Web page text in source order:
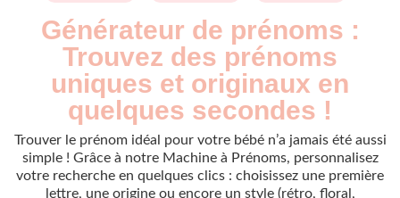
Générateur de prénoms :
Trouvez des prénoms
uniques et originaux en
quelques secondes !
Trouver le prénom idéal pour votre bébé n’a jamais été aussi
simple ! Grâce à notre Machine à Prénoms, personnalisez
votre recherche en quelques clics : choisissez une première
lettre, une origine ou encore un style (rétro, floral,